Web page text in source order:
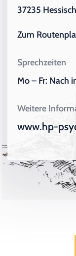
37235
Zum
Sprechzeiten
Mo – Fr: Nach
Weitere
www.hp-